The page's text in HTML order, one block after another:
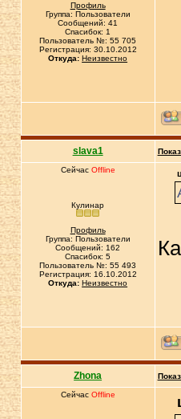
Профиль
Группа: Пользователи
Сообщений: 41
Спасибок: 1
Пользователь №: 55 705
Регистрация: 30.10.2012
Откуда: Неизвестно
slava1
Сейчас Offline
Кулинар
Профиль
Группа: Пользователи
Сообщений: 162
Спасибок: 5
Пользователь №: 55 493
Регистрация: 16.10.2012
Откуда: Неизвестно
Zhona
Сейчас Offline